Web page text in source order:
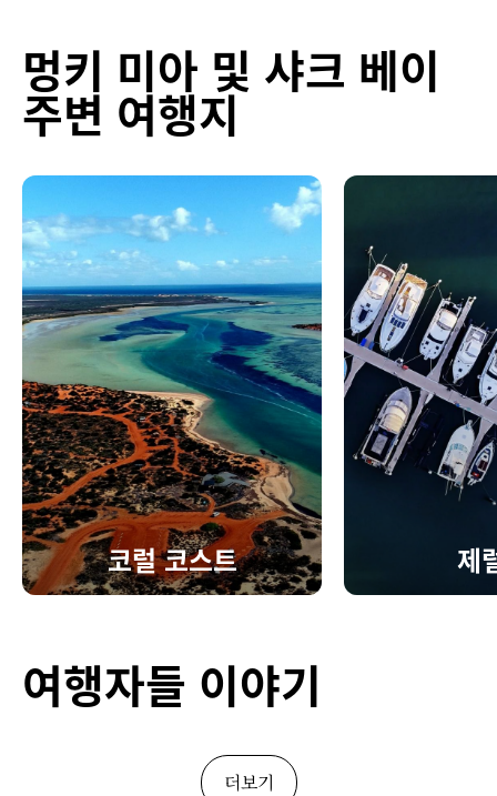
멍키 미아 및 샤크 베이
주변 여행지
코럴 코스트 제
여행자들 이야기
더보기